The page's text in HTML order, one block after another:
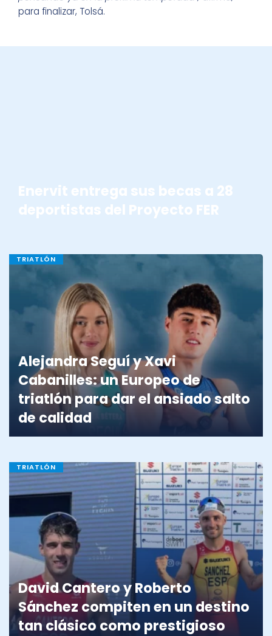
para finalizar, Tolsá.
Enervit entrega sus becas a 28
deportistas del Proyecto FER
TRIATLÓN
Alejandra Seguí y Xavi
Cabanilles: un Europeo de
triatlón para dar el ansiado salto
de calidad
TRIATLÓN
David Cantero y Roberto
Sánchez compiten en un destino
tan clásico como prestigioso